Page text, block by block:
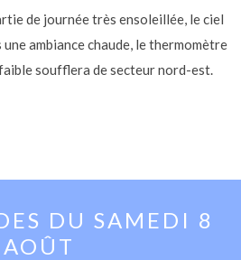
de journée très ensoleillée, le ciel
ambiance chaude, le thermomètre
soufflera de secteur nord-est.
DU SAMEDI 8
AOÛT